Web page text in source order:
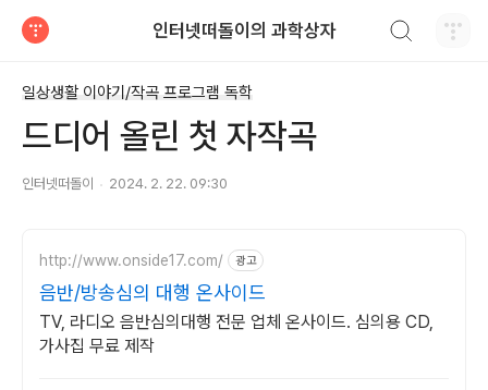
인터넷떠돌이의 과학상자
일상생활 이야기/작곡 프로그램 독학
드디어 올린 첫 자작곡
인터넷떠돌이 2024. 2. 22. 09:30
http://www.onside17.com/ 광고
음반/방송심의 대행 온사이드
TV, 라디오 음반심의대행 전문 업체 온사이드. 심의용 CD,
가사집 무료 제작